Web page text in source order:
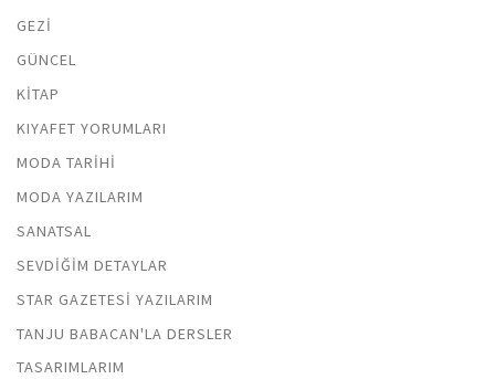
GEZI
GÜNCEL
KITAP
KIYAFET YORUMLARI
MODA TARIHI
MODA YAZILARIM
SANATSAL
SEVDIĞIM DETAYLAR
STAR GAZETESI YAZILARIM
TANJU BABACAN'LA DERSLER
TASARIMLARIM